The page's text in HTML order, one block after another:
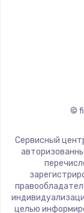
©
Сервисный
целью